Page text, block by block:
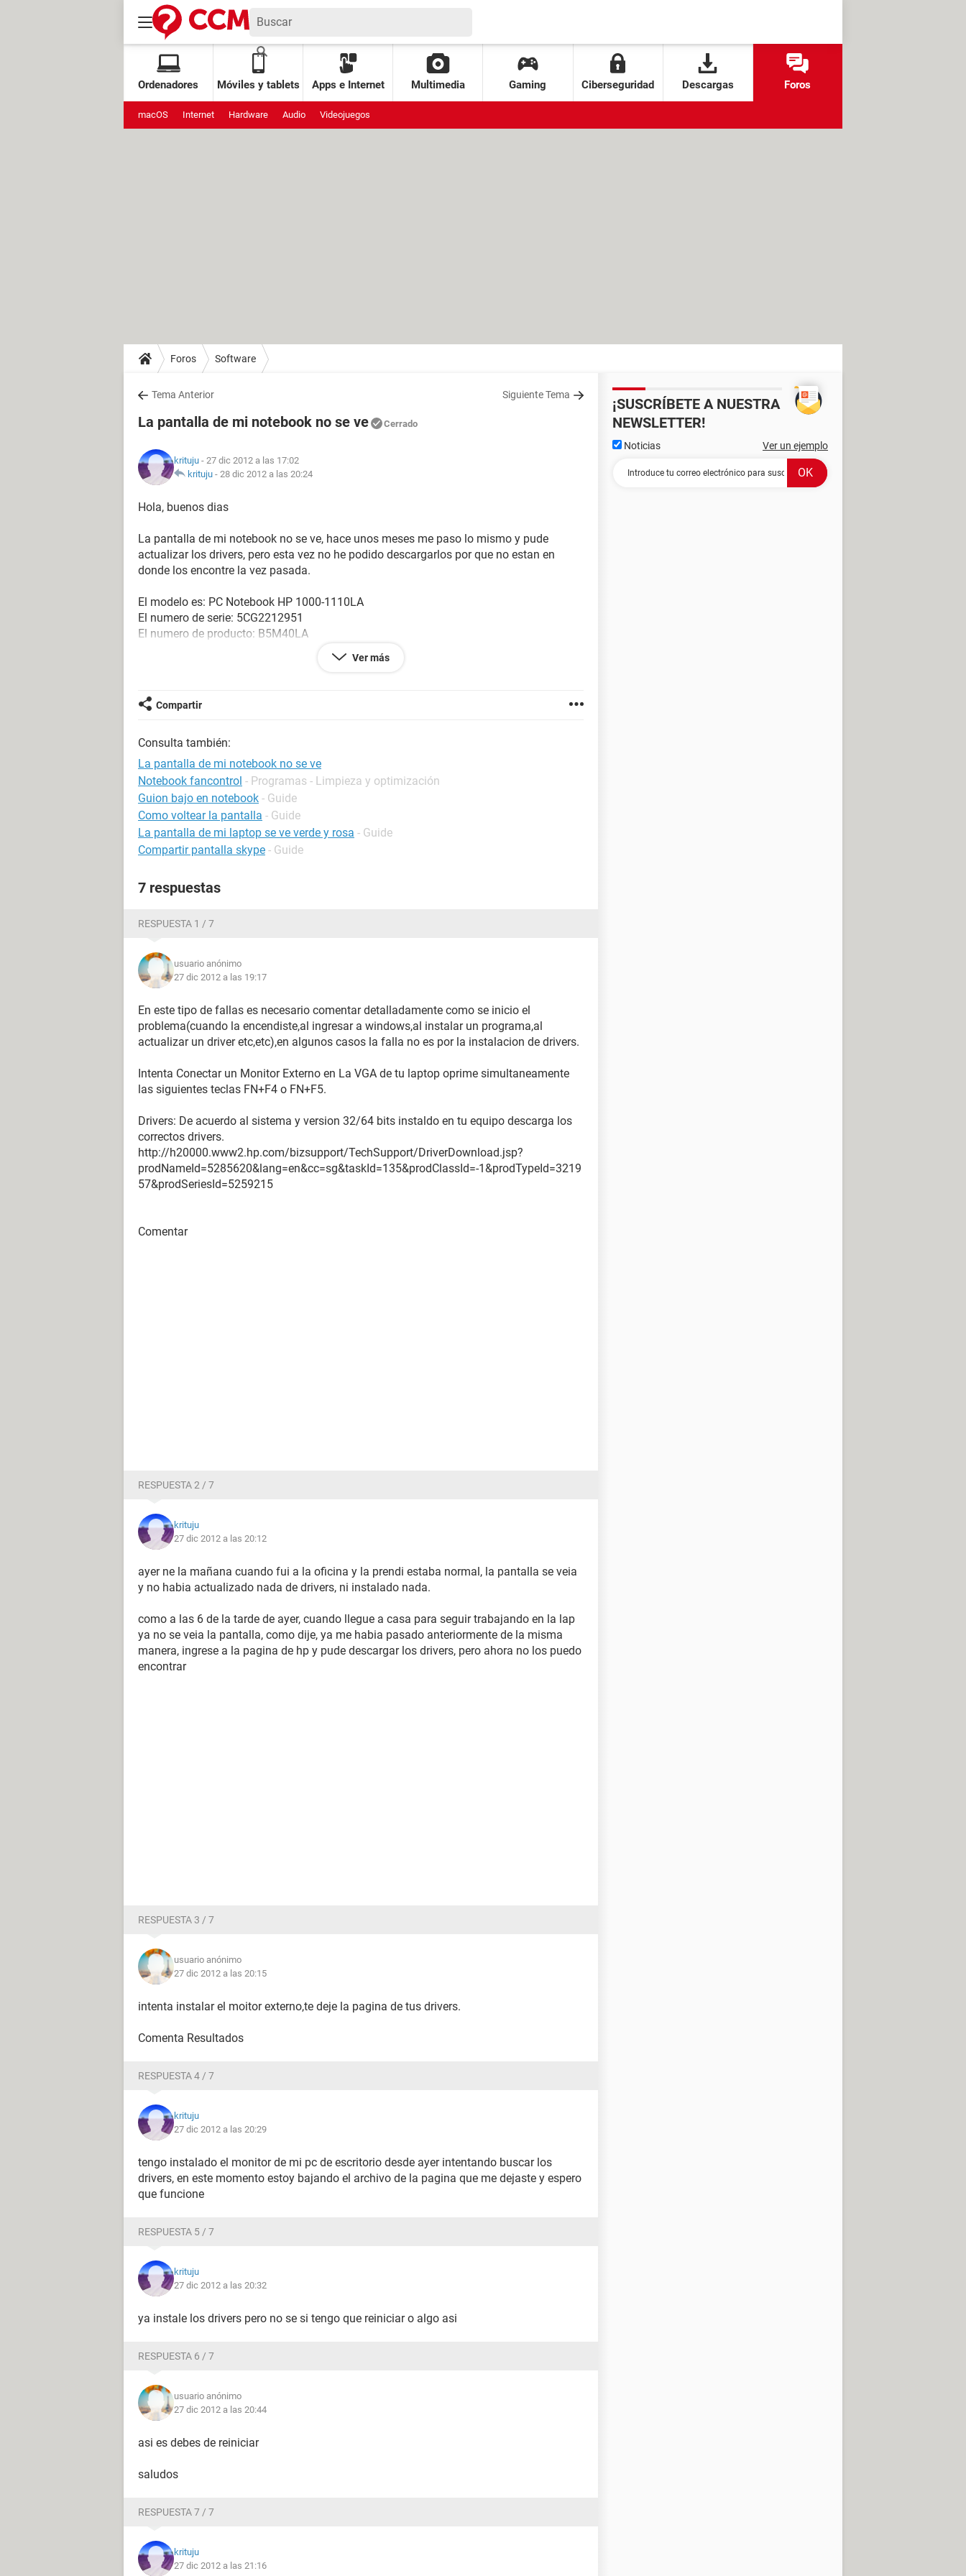
Ordenadores Móviles y tablets Apps e Internet Multimedia Gaming Ciberseguridad Descargas Foros
macOS Internet Hardware Audio Videojuegos
Foros Software
Tema Anterior Siguiente Tema
La pantalla de mi notebook no se ve Cerrado
krituju - 27 dic 2012 a las 17:02
krituju - 28 dic 2012 a las 20:24
Hola, buenos dias
La pantalla de mi notebook no se ve, hace unos meses me paso lo mismo y pude
actualizar los drivers, pero esta vez no he podido descargarlos por que no estan en
donde los encontre la vez pasada.
El modelo es: PC Notebook HP 1000-1110LA
El numero de serie: 5CG2212951
El numero de producto: B5M40LA
Les agradeceria de me ayudaran por que me urge una presentacion para mi tabajo y no
Gracias Buen Dia
Ver más
Compartir
Consulta también:
La pantalla de mi notebook no se ve
Notebook fancontrol - Programas - Limpieza y optimización
Guion bajo en notebook - Guide
Como voltear la pantalla - Guide
La pantalla de mi laptop se ve verde y rosa - Guide
Compartir pantalla skype - Guide
7 respuestas
RESPUESTA 1 / 7
usuario anónimo
27 dic 2012 a las 19:17
En este tipo de fallas es necesario comentar detalladamente como se inicio el
problema(cuando la encendiste,al ingresar a windows,al instalar un programa,al
actualizar un driver etc,etc),en algunos casos la falla no es por la instalacion de drivers.
Intenta Conectar un Monitor Externo en La VGA de tu laptop oprime simultaneamente
las siguientes teclas FN+F4 o FN+F5.
Drivers: De acuerdo al sistema y version 32/64 bits instaldo en tu equipo descarga los
correctos drivers.
http://h20000.www2.hp.com/bizsupport/TechSupport/DriverDownload.jsp?
prodNameId=5285620&lang=en&cc=sg&taskId=135&prodClassId=-1&prodTypeId=3219
57&prodSeriesId=5259215
Comentar
RESPUESTA 2 / 7
krituju
27 dic 2012 a las 20:12
ayer ne la mañana cuando fui a la oficina y la prendi estaba normal, la pantalla se veia
y no habia actualizado nada de drivers, ni instalado nada.
como a las 6 de la tarde de ayer, cuando llegue a casa para seguir trabajando en la lap
ya no se veia la pantalla, como dije, ya me habia pasado anteriormente de la misma
manera, ingrese a la pagina de hp y pude descargar los drivers, pero ahora no los puedo
encontrar
RESPUESTA 3 / 7
usuario anónimo
27 dic 2012 a las 20:15
intenta instalar el moitor externo,te deje la pagina de tus drivers.
Comenta Resultados
RESPUESTA 4 / 7
krituju
27 dic 2012 a las 20:29
tengo instalado el monitor de mi pc de escritorio desde ayer intentando buscar los
drivers, en este momento estoy bajando el archivo de la pagina que me dejaste y espero
que funcione
RESPUESTA 5 / 7
krituju
27 dic 2012 a las 20:32
ya instale los drivers pero no se si tengo que reiniciar o algo asi
RESPUESTA 6 / 7
usuario anónimo
27 dic 2012 a las 20:44
asi es debes de reiniciar
saludos
RESPUESTA 7 / 7
krituju
27 dic 2012 a las 21:16
¡SUSCRÍBETE A NUESTRA
NEWSLETTER!
Noticias Ver un ejemplo